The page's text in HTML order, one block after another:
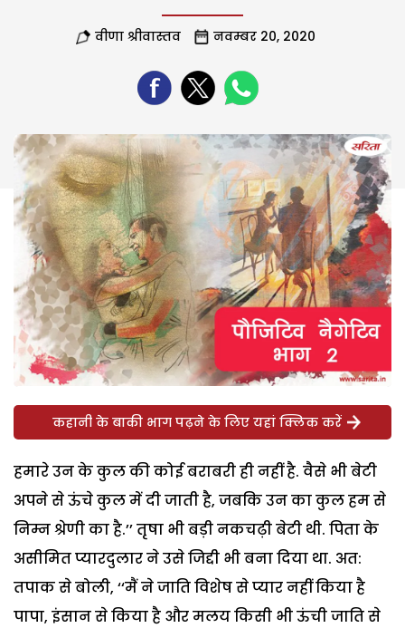
वीणा श्रीवास्तव नवम्बर 20, 2020
कहानी के बाकी भाग पढ़ने के लिए यहां क्लिक करें
हमारे उन के कुल की कोई बराबरी ही नहीं है. वैसे भी बेटी
अपने से ऊंचे कुल में दी जाती है, जबकि उन का कुल हम से
निम्न श्रेणी का है.’’ तृषा भी बड़ी नकचढ़ी बेटी थी. पिता के
असीमित प्यारदुलार ने उसे जिद्दी भी बना दिया था. अत:
तपाक से बोली, ‘‘मैं ने जाति विशेष से प्यार नहीं किया है
पापा, इंसान से किया है और मलय किसी भी ऊंची जाति से